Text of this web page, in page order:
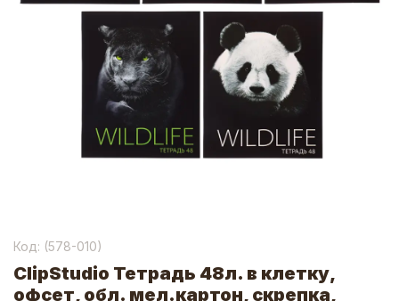
Код: (578-010)
ClipStudio Тетрадь 48л. в клетку,
офсет, обл. мел.картон, скрепка,